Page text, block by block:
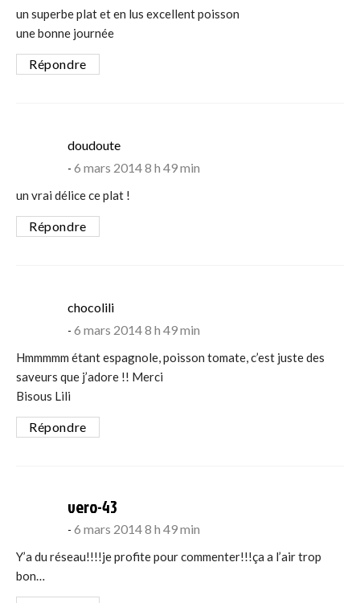
un superbe plat et en lus excellent poisson
une bonne journée
Répondre
doudoutesays:
6 mars 2014 8 h 49 min
un vrai délice ce plat !
Répondre
chocolilisays:
6 mars 2014 8 h 49 min
Hmmmmm étant espagnole, poisson tomate, c’est juste des
saveurs que j’adore !! Merci
Bisous Lili
Répondre
vero-43
6 mars 2014 8 h 49 min
Y’a du réseau!!!!je profite pour commenter!!!ça a l’air trop
bon…